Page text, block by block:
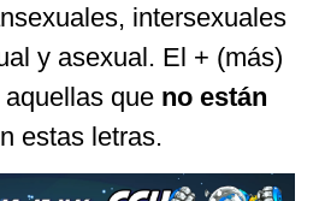
intersexuales
y asexual. El + (más)
que no están
estas letras.